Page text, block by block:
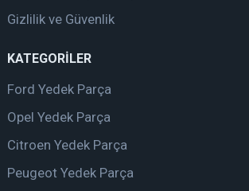
Gizlilik ve Güvenlik
KATEGORİLER
Ford Yedek Parça
Opel Yedek Parça
Citroen Yedek Parça
Peugeot Yedek Parça